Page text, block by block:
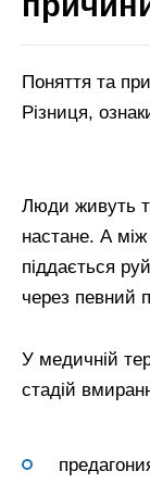
Поняття та
Різниця,
Люди живуть
настане. А
піддається
через певний
У медичній
стадій